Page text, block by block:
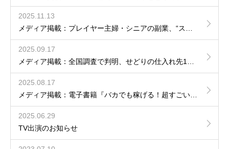
2025.11.13
メディア掲載：プレイヤー主婦・シニアの副業、“スキマバイト”から“在宅物販”へ広がる選択肢
2025.09.17
メディア掲載：全国調査で判明、せどりの仕入れ先1位とは？！
2025.08.17
メディア掲載：電子書籍『バカでも稼げる！超すごい副業』が5日間限定で無料公開！
2025.06.29
TV出演のお知らせ